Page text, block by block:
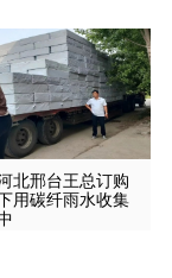
北邢台王总订购
用碳纤雨水收集